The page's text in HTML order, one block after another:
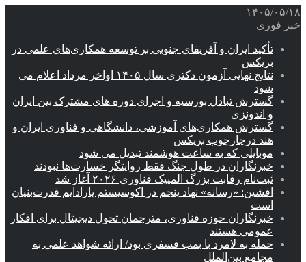
۱۴۰۵/۰۵/۱۸
خبر فوری
تأکید ایران و آفریقای جنوبی بر توسعه همکاری‌های علمی در
بریکس
نتایج نهایی آزمون دکتری سال ۱۴۰۵ اواخر مرداد اعلام می
شود
گسترش تبادل بورسیه و اجرای دوره های مشترک بین ایران
و اندونزی
گسترش همکاری‌های آموزشی، دانشگاهی و فناوری ایران و
هند درچارچوب بریکس
موبایلی که به ساعت هوشمند تبدیل می شود
خبرنگاران در طول جنگ فقط روایتگر خسارت‌ها نبودند
ثبت‌نام رقابت بزرگ المپیک فناوری ۲۰۲۶ آغاز شد
افشین: «رسانه» نهاد پنجم در اکوسیستم پارادایم قدرت‌بنیان
است
خبرنگاران حوزه فناوری، مترجمان تحول دیجیتال برای افکار
عمومی هستند
حمله به لامرد با بمب فسفری بود/ ارائه شواهد علمی به
مجامع بین‌الملل